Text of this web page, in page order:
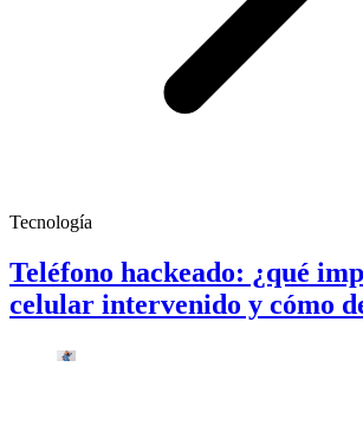
Tecnología
Teléfono hackeado: ¿qué
celular intervenido y cómo